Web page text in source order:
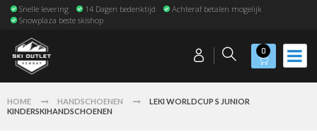
Snelle levering 14 Dagen bedenktijd
Achteraf betalen mogelijk
Snowplaza beste skishop
0
HOME HANDSCHOENEN
LEKI WORLDCUP S JUNIOR
KINDERSKIHANDSCHOENEN